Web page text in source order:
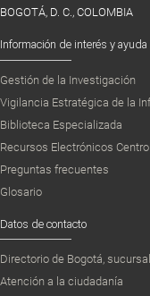
BOGOTÁ, D. C., COLOMBIA
Información de interés y ayuda
Gestión de la Investigación
Vigilancia Estratégica de la
Biblioteca Especializada
Recursos Electrónicos
Preguntas frecuentes
Glosario
Datos de contacto
Directorio de Bogotá,
Atención a la ciudadanía